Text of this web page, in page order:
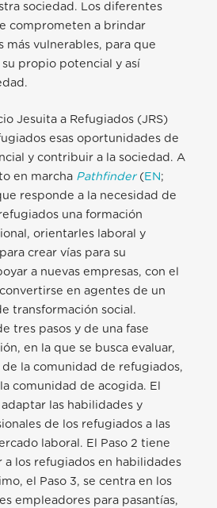
sociedad. Los diferentes
comprometen a brindar
más vulnerables, para que
propio potencial y así
Jesuita a Refugiados (JRS)
esas oportunidades de
y contribuir a la sociedad. A
en marcha Pathfinder(EN;
responde a la necesidad de
una formación
orientarles laboral y
crear vías para su
a nuevas empresas, con el
en agentes de un
transformación social.
tres pasos y de una fase
en la que se busca evaluar,
la comunidad de refugiados,
comunidad de acogida. El
adaptar las habilidades y
de los refugiados a las
laboral. El Paso 2 tiene
los refugiados en habilidades
el Paso 3, se centra en los
empleadores para pasantías,